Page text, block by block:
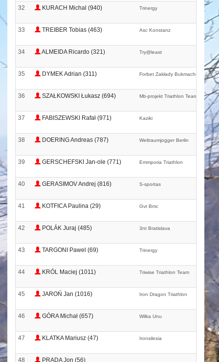
32 KURACH Michal (940) Trinergy
33 TREIBER Tobias (463) Asc Konstanz
34 ALMEIDA Ricardo (321) Try@least
35 DYMEK Adrian (311) Forbet Zakłady Bukmacherskie
36 SZAŁKOWSKI Łukasz (694) Mb-projekt Triathlon Team
37 FABISZEWSKI Rafał (971) Kaziki
38 DOERING Andreas (787) Weltraumjogger Berlin
39 GERSCHEFSKI Jan-ole (771) Emmporia Triathlon
40 GERASIMOV Andrej (816) S-sportas
41 KOTFICA Paulina (29) Gvt Bmc
42 POLÁK Juraj (485) 3nt Bratislava
43 TARGONI Pawel (69) Trinergy
44 KRÓL Maciej (1011) Triwise Triathlon Team
45 JAROŃ Jan (1016) Iron Dragon Triathlon
46 GÓRA Michał (657) Wilka Unu
47 KLATKA Mariusz (47) Ironsilesia
48 PRADA Jon (56)